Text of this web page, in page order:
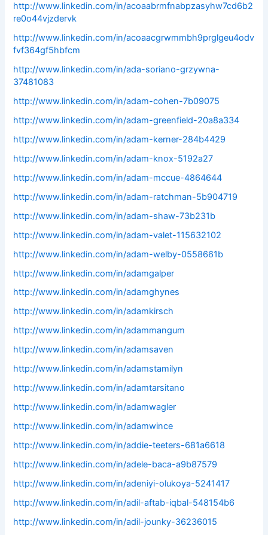
http://www.linkedin.com/in/acoaabrmfnabpzasyhw7cd6b2
re0o44vjzdervk
http://www.linkedin.com/in/acoaacgrwmmbh9prglgeu4odv
fvf364gf5hbfcm
http://www.linkedin.com/in/ada-soriano-grzywna-
37481083
http://www.linkedin.com/in/adam-cohen-7b09075
http://www.linkedin.com/in/adam-greenfield-20a8a334
http://www.linkedin.com/in/adam-kerner-284b4429
http://www.linkedin.com/in/adam-knox-5192a27
http://www.linkedin.com/in/adam-mccue-4864644
http://www.linkedin.com/in/adam-ratchman-5b904719
http://www.linkedin.com/in/adam-shaw-73b231b
http://www.linkedin.com/in/adam-valet-115632102
http://www.linkedin.com/in/adam-welby-0558661b
http://www.linkedin.com/in/adamgalper
http://www.linkedin.com/in/adamghynes
http://www.linkedin.com/in/adamkirsch
http://www.linkedin.com/in/adammangum
http://www.linkedin.com/in/adamsaven
http://www.linkedin.com/in/adamstamilyn
http://www.linkedin.com/in/adamtarsitano
http://www.linkedin.com/in/adamwagler
http://www.linkedin.com/in/adamwince
http://www.linkedin.com/in/addie-teeters-681a6618
http://www.linkedin.com/in/adele-baca-a9b87579
http://www.linkedin.com/in/adeniyi-olukoya-5241417
http://www.linkedin.com/in/adil-aftab-iqbal-548154b6
http://www.linkedin.com/in/adil-jounky-36236015